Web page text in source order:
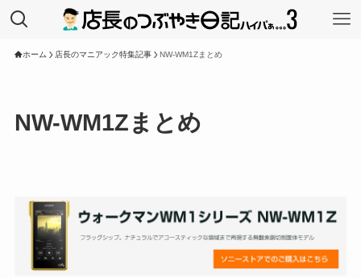
ホーム 店長のマニアック特集記事 NW-WM1Zまとめ
NW-WM1Zまとめ